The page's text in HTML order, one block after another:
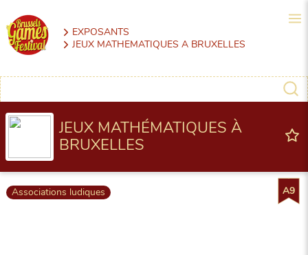
EXPOSANTS
JEUX MATHEMATIQUES A BRUXELLES
JEUX MATHÉMATIQUES À
BRUXELLES
Associations ludiques A9